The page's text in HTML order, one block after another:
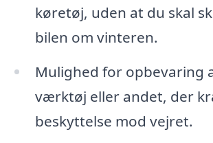
køretøj, uden at du skal
bilen om vinteren.
Mulighed for opbevaring
værktøj eller andet, der
beskyttelse mod vejret.